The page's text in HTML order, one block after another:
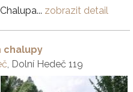
zobrazit detail
chalupy
, Dolní Hedeč 119